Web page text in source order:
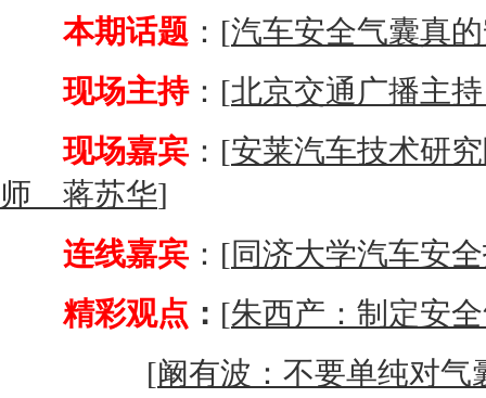
本期话题 ：[汽车安全气囊真
现场主持：[北京交通广播主
现场嘉宾 ：[安莱汽车技术研
师 蒋苏华]
连线嘉宾 ：[同济大学汽车安
精彩观点 ： [朱西产：制定安
[阚有波：不要单纯对